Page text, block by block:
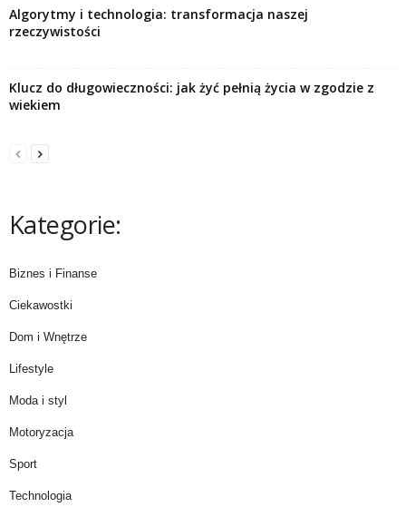
Algorytmy i technologia: transformacja naszej
rzeczywistości
Klucz do długowieczności: jak żyć pełnią życia w zgodzie z
wiekiem
Kategorie:
Biznes i Finanse
Ciekawostki
Dom i Wnętrze
Lifestyle
Moda i styl
Motoryzacja
Sport
Technologia